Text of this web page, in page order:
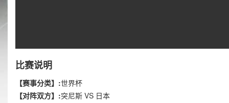
比赛说明
【赛事分类】:世界杯
【对阵双方】:突尼斯 VS 日本